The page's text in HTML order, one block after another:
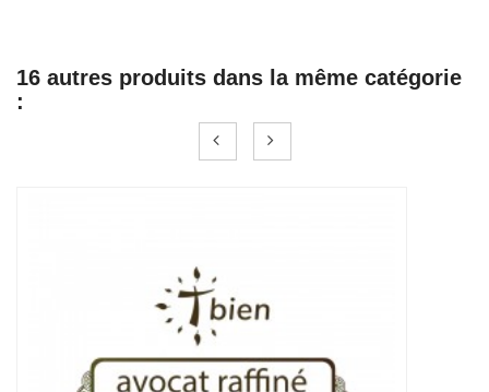
16 autres produits dans la même catégorie
: